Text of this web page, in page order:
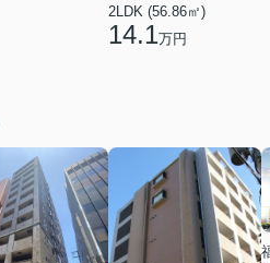
2LDK (56.86㎡)
14.1万円